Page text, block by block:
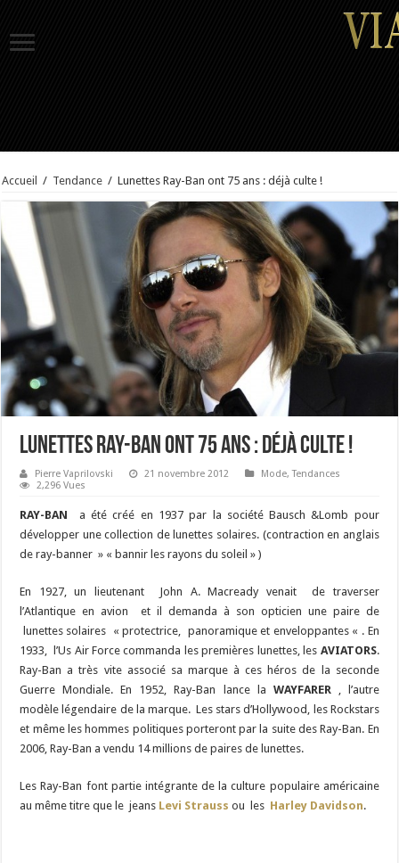
Accueil / Tendance / Lunettes Ray-Ban ont 75 ans : déjà culte !
Lunettes Ray-Ban ont 75 ans : déjà culte !
Pierre Vaprilovski 21 novembre 2012 Mode,Tendances
2,296 Vues
RAY-BAN a été créé en 1937 par la société Bausch &Lomb pour
développer une collection de lunettes solaires. (contraction en anglais
de ray-banner » « bannir les rayons du soleil » )
En 1927, un lieutenant John A. Macready venait de traverser
l’Atlantique en avion et il demanda à son opticien une paire de
lunettes solaires « protectrice, panoramique et enveloppantes « . En
1933, l’Us Air Force commanda les premières lunettes, les AVIATORS.
Ray-Ban a très vite associé sa marque à ces héros de la seconde
Guerre Mondiale. En 1952, Ray-Ban lance la WAYFARER, l’autre
modèle légendaire de la marque. Les stars d’Hollywood, les Rockstars
et même les hommes politiques porteront par la suite des Ray-Ban. En
2006, Ray-Ban a vendu 14 millions de paires de lunettes.
Les Ray-Ban font partie intégrante de la culture populaire américaine
au même titre que le jeans Levi Strauss ou les Harley Davidson.